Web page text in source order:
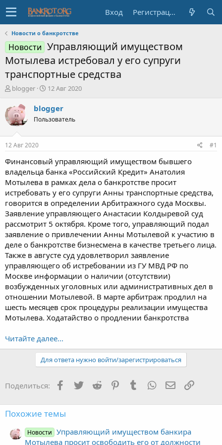
Вход Регистрация
Новости о банкротстве
Новости Управляющий имуществом
Мотылева истребовал у его супруги
транспортные средства
А
т
о
р
е
м
ы
blogger
Д
т
а
н
л
а
12 Авг 2020
blogger
Пользователь
12 Авг 2020 #1
Финансовый управляющий имуществом бывшего
владельца банка «Российский Кредит» Анатолия
Мотылева в рамках дела о банкротстве просит
истребовать у его супруги Анны транспортные средства,
говорится в определении Арбитражного суда Москвы.
Заявление управляющего Анастасии Колдыревой суд
рассмотрит 5 октября. Кроме того, управляющий подал
заявление о привлечении Анны Мотылевой к участию в
деле о банкротстве бизнесмена в качестве третьего лица.
Также в августе суд удовлетворил заявление
управляющего об истребовании из ГУ МВД РФ по
Москве информации о наличии (отсутствии)
возбужденных уголовных или административных дел в
отношении Мотылевой. В марте арбитраж продлил на
шесть месяцев срок процедуры реализации имущества
Мотылева. Ходатайство о продлении банкротства
Читайте далее...
Для ответа нужно войти/зарегистрироваться
Поделиться: Facebook
TwitterReddit PinterestTumblr WhatsApp Ссылка
Похожие темы
Новости
Управляющий имуществом банкира
Мотылева просит освободить его от должности